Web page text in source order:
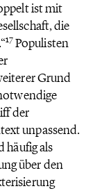
ist mit
die
17Populisten
Grund
der
unpassend.
häufig als
über den